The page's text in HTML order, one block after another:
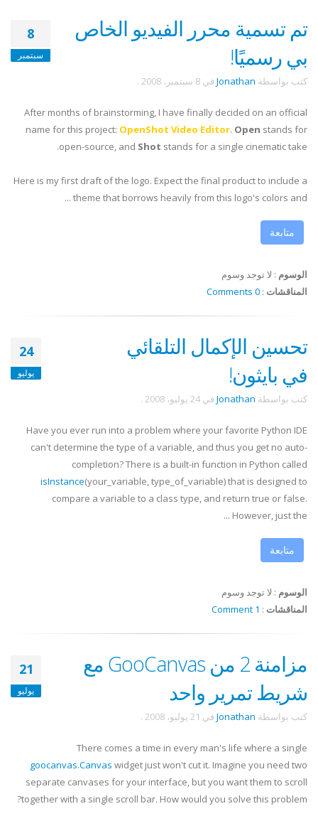
8
سبتمبر
تم تسمية محرر الفيديو الخاص
بي رسميًا!
كتب بواسطة Jonathan في 8 سبتمبر، 2008 .
After months of brainstorming, I have finally decided on an official
name for this project: OpenShot Video Editor. Open stands for
open-source, and Shot stands for a single cinematic take.
Here is my first draft of the logo. Expect the final product to include a
theme that borrows heavily from this logo's colors and ...
متابعة
الوسوم : لا توجد وسوم
المناقشات :
0 Comments
24
يوليو
تحسين الإكمال التلقائي
في بايثون!
كتب بواسطة Jonathan في 24 يوليو، 2008 .
Have you ever run into a problem where your favorite Python IDE
can't determine the type of a variable, and thus you get no auto-
completion? There is a built-in function in Python called
isInstance(your_variable, type_of_variable) that is designed to
compare a variable to a class type, and return true or false.
However, just the ...
متابعة
الوسوم : لا توجد وسوم
المناقشات :
1 Comment
21
يوليو
مزامنة 2 من GooCanvas مع
شريط تمرير واحد
كتب بواسطة Jonathan في 21 يوليو، 2008 .
There comes a time in every man's life where a single
goocanvas.Canvas widget just won't cut it. Imagine you need two
separate canvases for your interface, but you want them to scroll
together with a single scroll bar. How would you solve this problem?